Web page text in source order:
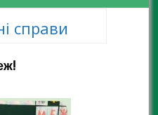
справи